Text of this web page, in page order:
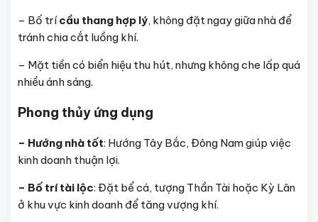
– Bố trícầu thang hợp lý, không đặt ngay giữa nhà để
tránh chia cắt luồng khí.
– Mặt tiền có biển hiệu thu hút, nhưng không che lấp quá
nhiều ánh sáng.
Phong thủy ứng dụng
– Hướng nhà tốt: Hướng Tây Bắc, Đông Nam giúp việc
kinh doanh thuận lợi.
– Bố trí tài lộc: Đặt bể cá, tượng Thần Tài hoặc Kỳ Lân
ở khu vực kinh doanh để tăng vượng khí.